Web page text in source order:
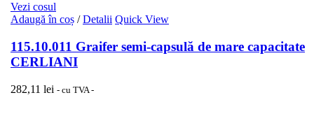
Vezi cosul
Adaugă în coș / Detalii Quick View
115.10.011 Graifer semi-capsulă de mare capacitate
CERLIANI
282,11 lei - cu TVA -